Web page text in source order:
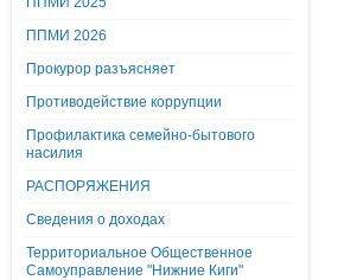
ППМИ 2026
Прокурор разъясняет
Противодействие коррупции
Профилактика семейно-бытового
насилия
РАСПОРЯЖЕНИЯ
Сведения о доходах
Территориальное Общественное
Самоуправление "Нижние Киги"